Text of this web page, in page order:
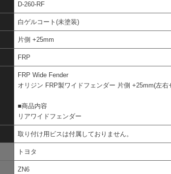
D-260-RF
白ゲルコート(未塗装)
片側 +25mm
FRP
FRP Wide Fender
オリジン FRP製ワイドフェンダー 片側 +25mm(左右
■商品内容
リアワイドフェンダー
取り付け用ビスは付属しておりません。
トヨタ
ZN6